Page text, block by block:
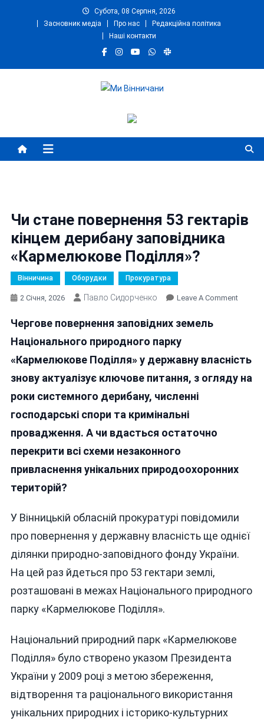
Субота, 08 Серпня, 2026
Засновник медіа
Про нас
Редакційна політика
Наші контакти
Ми Вінничани
Чи стане повернення 53 гектарів
кінцем дерибану заповідника
«Кармелюкове Поділля»?
Вінничина Оборудки Прокуратура
2 Січня, 2026 Павло Сидорченко Leave A CommentOn
Кінцем
Чергове повернення заповідних земель
Національного природного парку
«Кармелюкове Поділля» у державну власність
знову актуалізує ключове питання, з огляду на
роки системного дерибану, численні
господарські спори та кримінальні
провадження. А чи вдасться остаточно
перекрити всі схеми незаконного
привласнення унікальних природоохоронних
територій?
У Вінницькій обласній прокуратурі повідомили
про повернення у державну власність ще однієї
ділянки природно-заповідного фонду України.
На цей раз йдеться про 53 гектари землі,
розташовані в межах Національного природного
парку «Кармелюкове Поділля».
Національний природний парк «Кармелюкове
Поділля» було створено указом Президента
України у 2009 році з метою збереження,
відтворення та раціонального використання
унікальних природних і історико-культурних